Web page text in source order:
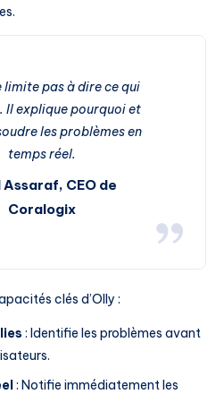
limite pas à dire ce qui
Il explique pourquoi et
les problèmes en
temps réel.
CEO de
Coralogix
clés d’Olly :
: Identifie les problèmes avant
: Notifie immédiatement les